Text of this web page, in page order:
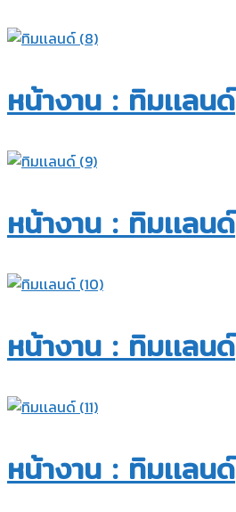
หน้างาน : ทิมเเลนด์
หน้างาน : ทิมเเลนด์
หน้างาน : ทิมเเลนด์
หน้างาน : ทิมเเลนด์